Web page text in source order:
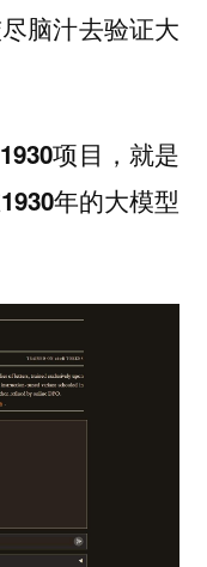
脑汁去验证大
项目，就是
年的大模型